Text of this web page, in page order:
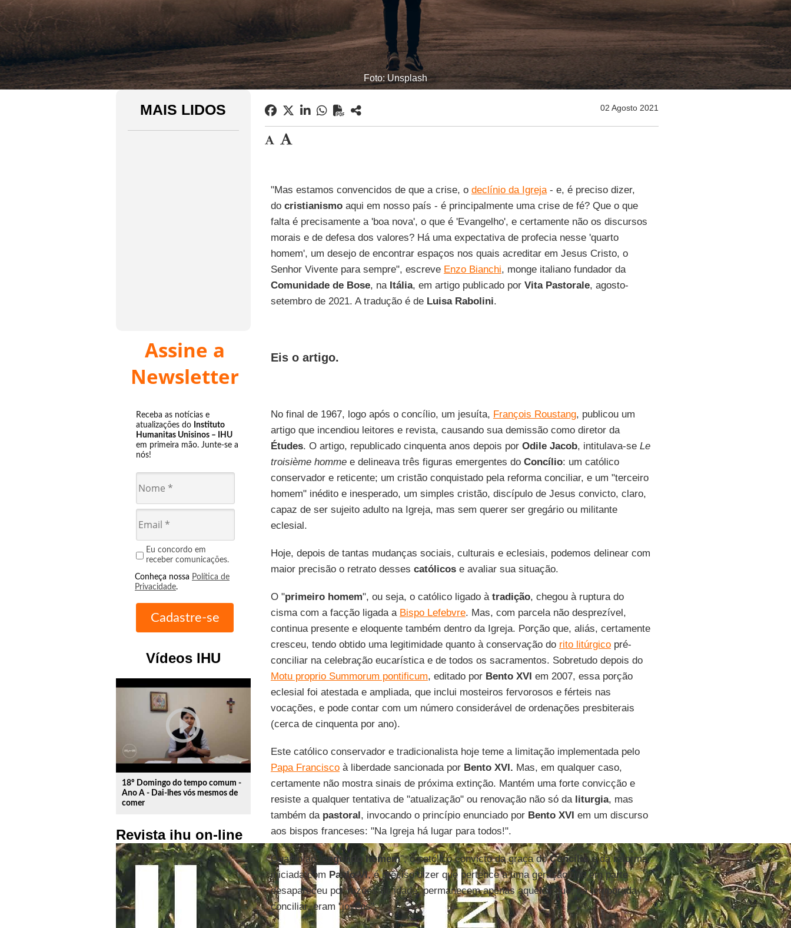
Foto: Unsplash
MAIS LIDOS
Assine a
Newsletter
Receba as notícias e
atualizações do Instituto
Humanitas Unisinos – IHU
em primeira mão. Junte-se a
nós!
Eu concordo em
receber comunicações.
Conheça nossa Política de
Privacidade.
Vídeos IHU
play_circle_outline
18º Domingo do tempo comum -
Ano A - Dai-lhes vós mesmos de
comer
Revista ihu on-line
02 Agosto 2021
"Mas estamos convencidos de que a crise, o declínio da Igreja- e, é preciso dizer,
do cristianismoaqui em nosso país - é principalmente uma crise de fé? Que o que
falta é precisamente a 'boa nova', o que é 'Evangelho', e certamente não os discursos
morais e de defesa dos valores? Há uma expectativa de profecia nesse 'quarto
homem', um desejo de encontrar espaços nos quais acreditar em Jesus Cristo, o
Senhor Vivente para sempre", escreve Enzo Bianchi, monge italiano fundador da
Comunidade de Bose, na Itália, em artigo publicado por Vita Pastorale, agosto-
setembro de 2021. A tradução é de Luisa Rabolini.
Eis o artigo.
No final de 1967, logo após o concílio, um jesuíta, François Roustang, publicou um
artigo que incendiou leitores e revista, causando sua demissão como diretor da
Études. O artigo, republicado cinquenta anos depois por Odile Jacob, intitulava-se Le
troisième hommee delineava três figuras emergentes do Concílio: um católico
conservador e reticente; um cristão conquistado pela reforma conciliar, e um "terceiro
homem" inédito e inesperado, um simples cristão, discípulo de Jesus convicto, claro,
capaz de ser sujeito adulto na Igreja, mas sem querer ser gregário ou militante
eclesial.
Hoje, depois de tantas mudanças sociais, culturais e eclesiais, podemos delinear com
maior precisão o retrato desses católicose avaliar sua situação.
O "primeiro homem", ou seja, o católico ligado à tradição, chegou à ruptura do
cisma com a facção ligada a Bispo Lefebvre. Mas, com parcela não desprezível,
continua presente e eloquente também dentro da Igreja. Porção que, aliás, certamente
cresceu, tendo obtido uma legitimidade quanto à conservação do rito litúrgicopré-
conciliar na celebração eucarística e de todos os sacramentos. Sobretudo depois do
Motu proprio Summorum pontificum, editado por Bento XVI em 2007, essa porção
eclesial foi atestada e ampliada, que inclui mosteiros fervorosos e férteis nas
vocações, e pode contar com um número considerável de ordenações presbiterais
(cerca de cinquenta por ano).
Este católico conservador e tradicionalista hoje teme a limitação implementada pelo
Papa Franciscoà liberdade sancionada por Bento XVI. Mas, em qualquer caso,
certamente não mostra sinais de próxima extinção. Mantém uma forte convicção e
resiste a qualquer tentativa de "atualização" ou renovação não só da liturgia, mas
também da pastoral, invocando o princípio enunciado por Bento XVI em um discurso
aos bispos franceses: "Na Igreja há lugar para todos!".
Quanto ao " segundo homem", o católico convicto da graça doConcílioe da reforma
iniciada com Paulo VI, é preciso dizer que pertence a uma geração que em parte
desapareceu por razões de idade: permanecem apenas aqueles que, na temporada
conciliar, eram "jovens".